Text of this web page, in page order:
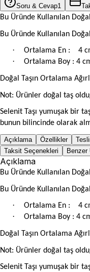
Soru & Cevap1
Bu Üründe Kullanılan
Bu Üründe Kullanılan
· Ortalama En : 4
· Ortalama Boy : 4
Doğal Taşın Ortalama
Not: Ürünler doğal taş
Selenit Taşı yumuşak bir
bunun bilincinde olarak
Açıklama Özellikler
Taksit Seçenekleri
Benzer
Açıklama
Bu Üründe Kullanılan
Bu Üründe Kullanılan
· Ortalama En : 4
· Ortalama Boy : 4
Doğal Taşın Ortalama
Not: Ürünler doğal taş
Selenit Taşı yumuşak bir